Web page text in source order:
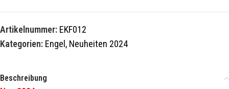
Artikelnummer: EKF012
Kategorien: Engel , Neuheiten 2024
Beschreibung